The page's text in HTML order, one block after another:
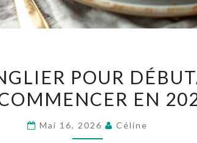
DE
SANGLIER
DÉBUTANTS
POUR
EN
Mai 16, 2026 Céline